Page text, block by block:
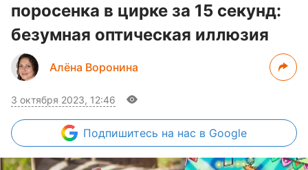
поросенка в цирке за 15 секунд:
безумная оптическая иллюзия
Алёна Воронина
3 октября 2023, 12:46
Подпишитесь на нас в Google